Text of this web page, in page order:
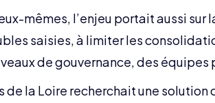
mêmes, l’enjeu portait aussi
saisies, à limiter les
de gouvernance, des équipes
de la Loire recherchait une